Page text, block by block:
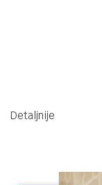
Detaljnije